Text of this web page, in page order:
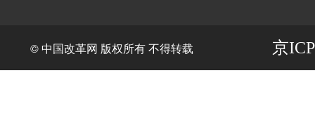
© 中国改革网 版权所有 不得转载 京